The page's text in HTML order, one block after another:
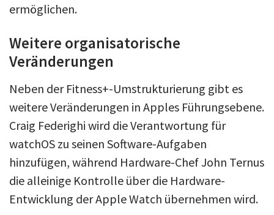
ermöglichen.
Weitere organisatorische
Veränderungen
Neben der Fitness+-Umstrukturierung gibt es
weitere Veränderungen in Apples Führungsebene.
Craig Federighi wird die Verantwortung für
watchOS zu seinen Software-Aufgaben
hinzufügen, während Hardware-Chef John Ternus
die alleinige Kontrolle über die Hardware-
Entwicklung der Apple Watch übernehmen wird.